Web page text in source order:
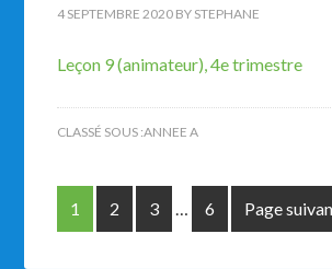
4 SEPTEMBRE 2020 BY STEPHANE
Leçon 9 (animateur), 4e trimestre
CLASSÉ SOUS :ANNEE A
1 2 3 … 6 Page